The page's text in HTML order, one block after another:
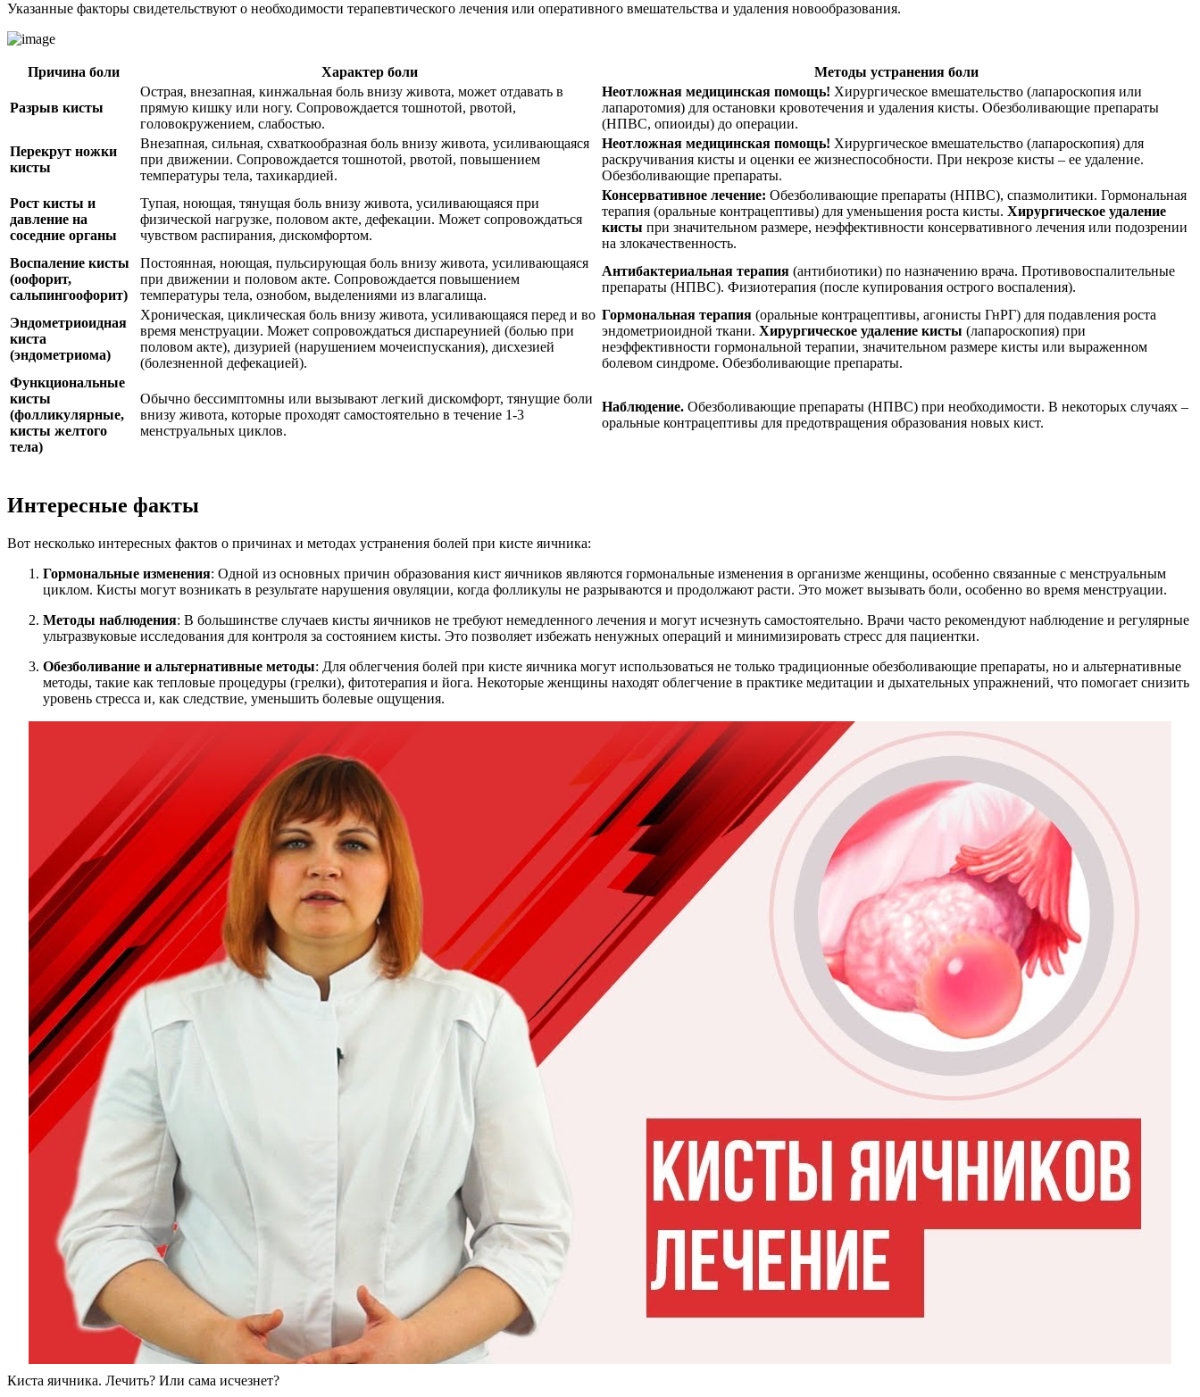
Указанные факторы свидетельствуют о необходимости терапевтического лечения или оперативного вмешательства и удаления новообразования.
Причина боли Характер боли Методы устранения боли
Разрыв кисты
Острая, внезапная, кинжальная боль внизу живота, может отдавать в
прямую кишку или ногу. Сопровождается тошнотой, рвотой,
головокружением, слабостью.
Неотложная медицинская помощь! Хирургическое вмешательство (лапароскопия или
лапаротомия) для остановки кровотечения и удаления кисты. Обезболивающие препараты
(НПВС, опиоиды) до операции.
Перекрут ножки
кисты
Внезапная, сильная, схваткообразная боль внизу живота, усиливающаяся
при движении. Сопровождается тошнотой, рвотой, повышением
температуры тела, тахикардией.
Неотложная медицинская помощь! Хирургическое вмешательство (лапароскопия) для
раскручивания кисты и оценки ее жизнеспособности. При некрозе кисты – ее удаление.
Обезболивающие препараты.
Рост кисты и
давление на
соседние органы
Тупая, ноющая, тянущая боль внизу живота, усиливающаяся при
физической нагрузке, половом акте, дефекации. Может сопровождаться
чувством распирания, дискомфортом.
Консервативное лечение: Обезболивающие препараты (НПВС), спазмолитики. Гормональная
терапия (оральные контрацептивы) для уменьшения роста кисты. Хирургическое удаление
кисты при значительном размере, неэффективности консервативного лечения или подозрении
на злокачественность.
Воспаление кисты
(оофорит,
сальпингоофорит)
Постоянная, ноющая, пульсирующая боль внизу живота, усиливающаяся
при движении и половом акте. Сопровождается повышением
температуры тела, ознобом, выделениями из влагалища.
Антибактериальная терапия (антибиотики) по назначению врача. Противовоспалительные
препараты (НПВС). Физиотерапия (после купирования острого воспаления).
Эндометриоидная
киста
(эндометриома)
Хроническая, циклическая боль внизу живота, усиливающаяся перед и во
время менструации. Может сопровождаться диспареунией (болью при
половом акте), дизурией (нарушением мочеиспускания), дисхезией
(болезненной дефекацией).
Гормональная терапия (оральные контрацептивы, агонисты ГнРГ) для подавления роста
эндометриоидной ткани. Хирургическое удаление кисты (лапароскопия) при
неэффективности гормональной терапии, значительном размере кисты или выраженном
болевом синдроме. Обезболивающие препараты.
Функциональные
кисты
(фолликулярные,
кисты желтого
тела)
Обычно бессимптомны или вызывают легкий дискомфорт, тянущие боли
внизу живота, которые проходят самостоятельно в течение 1-3
менструальных циклов.
Наблюдение. Обезболивающие препараты (НПВС) при необходимости. В некоторых случаях –
оральные контрацептивы для предотвращения образования новых кист.
Интересные факты
Вот несколько интересных фактов о причинах и методах устранения болей при кисте яичника:
Гормональные изменения: Одной из основных причин образования кист яичников являются гормональные изменения в организме женщины, особенно связанные с менструальным
циклом. Кисты могут возникать в результате нарушения овуляции, когда фолликулы не разрываются и продолжают расти. Это может вызывать боли, особенно во время менструации.
Методы наблюдения: В большинстве случаев кисты яичников не требуют немедленного лечения и могут исчезнуть самостоятельно. Врачи часто рекомендуют наблюдение и регулярные
ультразвуковые исследования для контроля за состоянием кисты. Это позволяет избежать ненужных операций и минимизировать стресс для пациентки.
Обезболивание и альтернативные методы: Для облегчения болей при кисте яичника могут использоваться не только традиционные обезболивающие препараты, но и альтернативные
методы, такие как тепловые процедуры (грелки), фитотерапия и йога. Некоторые женщины находят облегчение в практике медитации и дыхательных упражнений, что помогает снизить
уровень стресса и, как следствие, уменьшить болевые ощущения.
Киста яичника. Лечить? Или сама исчезнет?